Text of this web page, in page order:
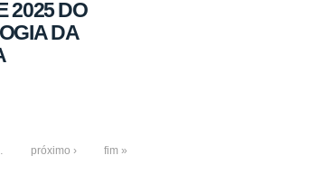
2025 DO
DA
próximo › fim »